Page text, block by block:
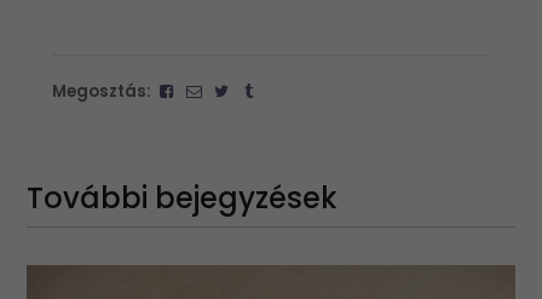
Megosztás:
További bejegyzések